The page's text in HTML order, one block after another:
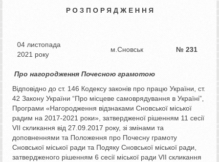
Р О З П О Р Я Д Ж Е Н Н Я
04 листопада
2021 року
м.Сновськ № 231
Про нагородження Почесною грамотою
Відповідно до ст. 146 Кодексу законів про працю України, ст.
42 Закону України “Про місцеве самоврядування в Україні”,
Програми «Нагородження відзнаками Сновської міської
радим на 2017-2021 роки», затвердженої рішенням 11 сесії
VІІ скликання від 27.09.2017 року, зі змінами та
доповненнями та Положення про Почесну грамоту
Сновської міської ради та Подяку Сновської міської ради,
затвердженого рішенням 6 сесії міської ради VІІ скликання